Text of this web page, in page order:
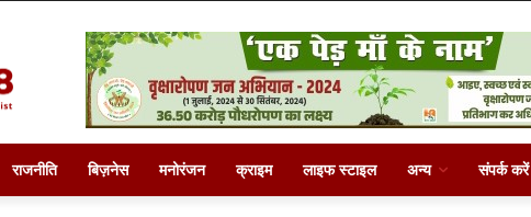
राजनीति बिज़नेस मनोरंजन क्राइम लाइफ स्टाइल अन्य संपर्क करें